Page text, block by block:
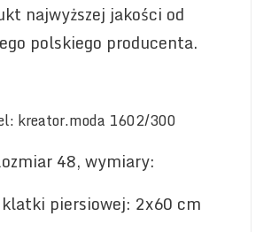
najwyższej jakości od
polskiego producenta.
kreator.moda 1602/300
48, wymiary:
klatki piersiowej: 2x60 cm